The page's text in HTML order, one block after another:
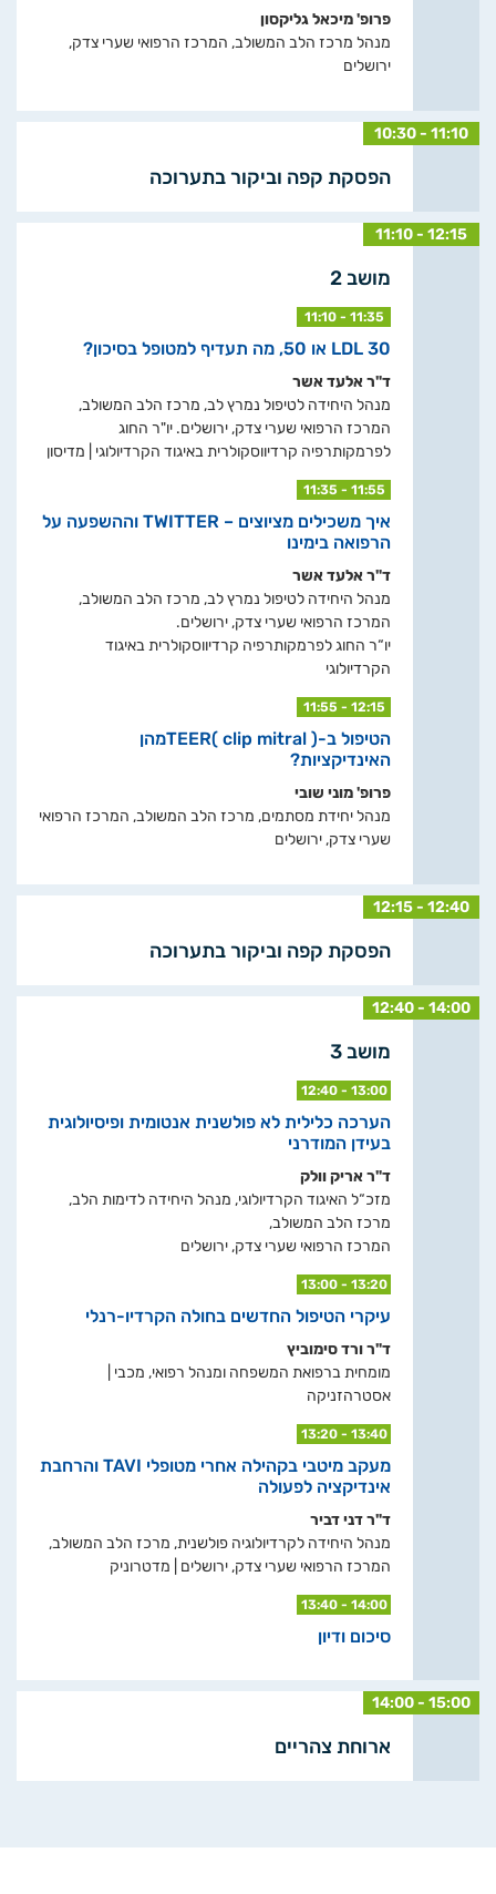
פרופ' מיכאל גליקסון
מנהל מרכז הלב המשולב, המרכז הרפואי שערי צדק,
ירושלים
10:30 - 11:10
הפסקת קפה וביקור בתערוכה
11:10 - 12:15
מושב 2
11:10 - 11:35
LDL 30 או 50, מה תעדיף למטופל בסיכון?
ד"ר אלעד אשר
מנהל היחידה לטיפול נמרץ לב, מרכז הלב המשולב,
המרכז הרפואי שערי צדק, ירושלים. יו"ר החוג
לפרמקותרפיה קרדיווסקולרית באיגוד הקרדיולוגי | מדיסון
11:35 - 11:55
איך משכילים מציוצים – TWITTER וההשפעה על
הרפואה בימינו
ד"ר אלעד אשר
מנהל היחידה לטיפול נמרץ לב, מרכז הלב המשולב,
המרכז הרפואי שערי צדק, ירושלים.
יו“ר החוג לפרמקותרפיה קרדיווסקולרית באיגוד
הקרדיולוגי
11:55 - 12:15
הטיפול ב-TEER( clip mitral )מהן
האינדיקציות?
פרופ' מוני שובי
מנהל יחידת מסתמים, מרכז הלב המשולב, המרכז הרפואי
שערי צדק, ירושלים
12:15 - 12:40
הפסקת קפה וביקור בתערוכה
12:40 - 14:00
מושב 3
12:40 - 13:00
הערכה כלילית לא פולשנית אנטומית ופיסיולוגית
בעידן המודרני
ד"ר אריק וולק
מזכ“ל האיגוד הקרדיולוגי, מנהל היחידה לדימות הלב,
מרכז הלב המשולב,
המרכז הרפואי שערי צדק, ירושלים
13:00 - 13:20
עיקרי הטיפול החדשים בחולה הקרדיו-רנלי
ד"ר ורד סימוביץ
מומחית ברפואת המשפחה ומנהל רפואי, מכבי |
אסטרהזניקה
13:20 - 13:40
מעקב מיטבי בקהילה אחרי מטופלי TAVI והרחבת
אינדיקציה לפעולה
ד"ר דני דביר
מנהל היחידה לקרדיולוגיה פולשנית, מרכז הלב המשולב,
המרכז הרפואי שערי צדק, ירושלים | מדטרוניק
13:40 - 14:00
סיכום ודיון
14:00 - 15:00
ארוחת צהריים